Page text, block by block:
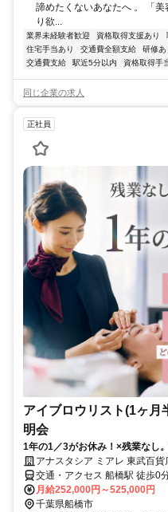
諦めたくないあなたへ 。 「
り欲...
業界未経験者歓迎 資格取得支援あり
住宅手当あり
交通費全額支給 研修あ
交通費支給
駅近5分以内 資格取得手
同じ企業の求人
正社員
アイブロウリスト(1ヶ月
明会
1年の1／3がお休み！×残業なし
アナスタシア ミアレ 東武百
交通・アクセス 船橋駅 徒歩0
月給252,000円～525,000円
千葉県船橋市